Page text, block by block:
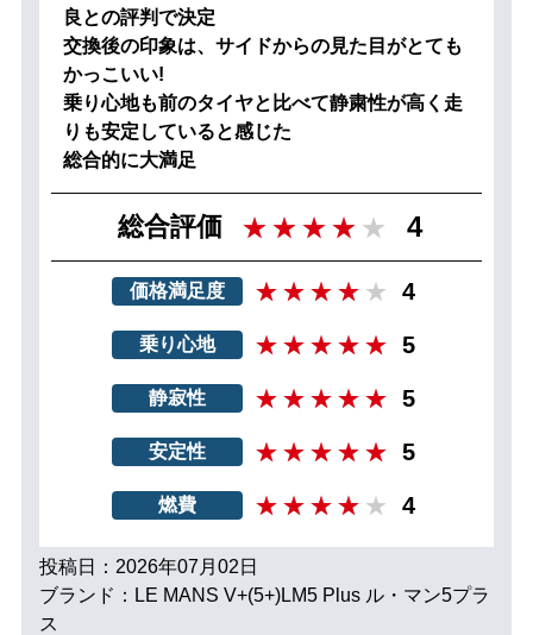
良との評判で決定
交換後の印象は、サイドからの見た目がとても
かっこいい!
乗り心地も前のタイヤと比べて静粛性が高く走
りも安定していると感じた
総合的に大満足
総合評価 4
価格満足度 4
乗り心地 5
静寂性 5
安定性 5
燃費 4
投稿日：2026年07月02日
ブランド：LE MANS V+(5+)LM5 Plus ル・マン5プラ
ス